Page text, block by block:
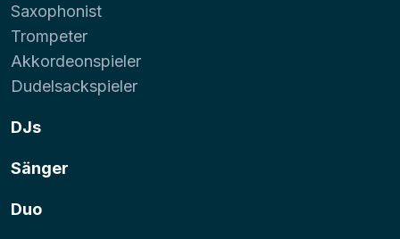
Saxophonist
Trompeter
Akkordeonspieler
Dudelsackspieler
DJs
Sänger
Duo